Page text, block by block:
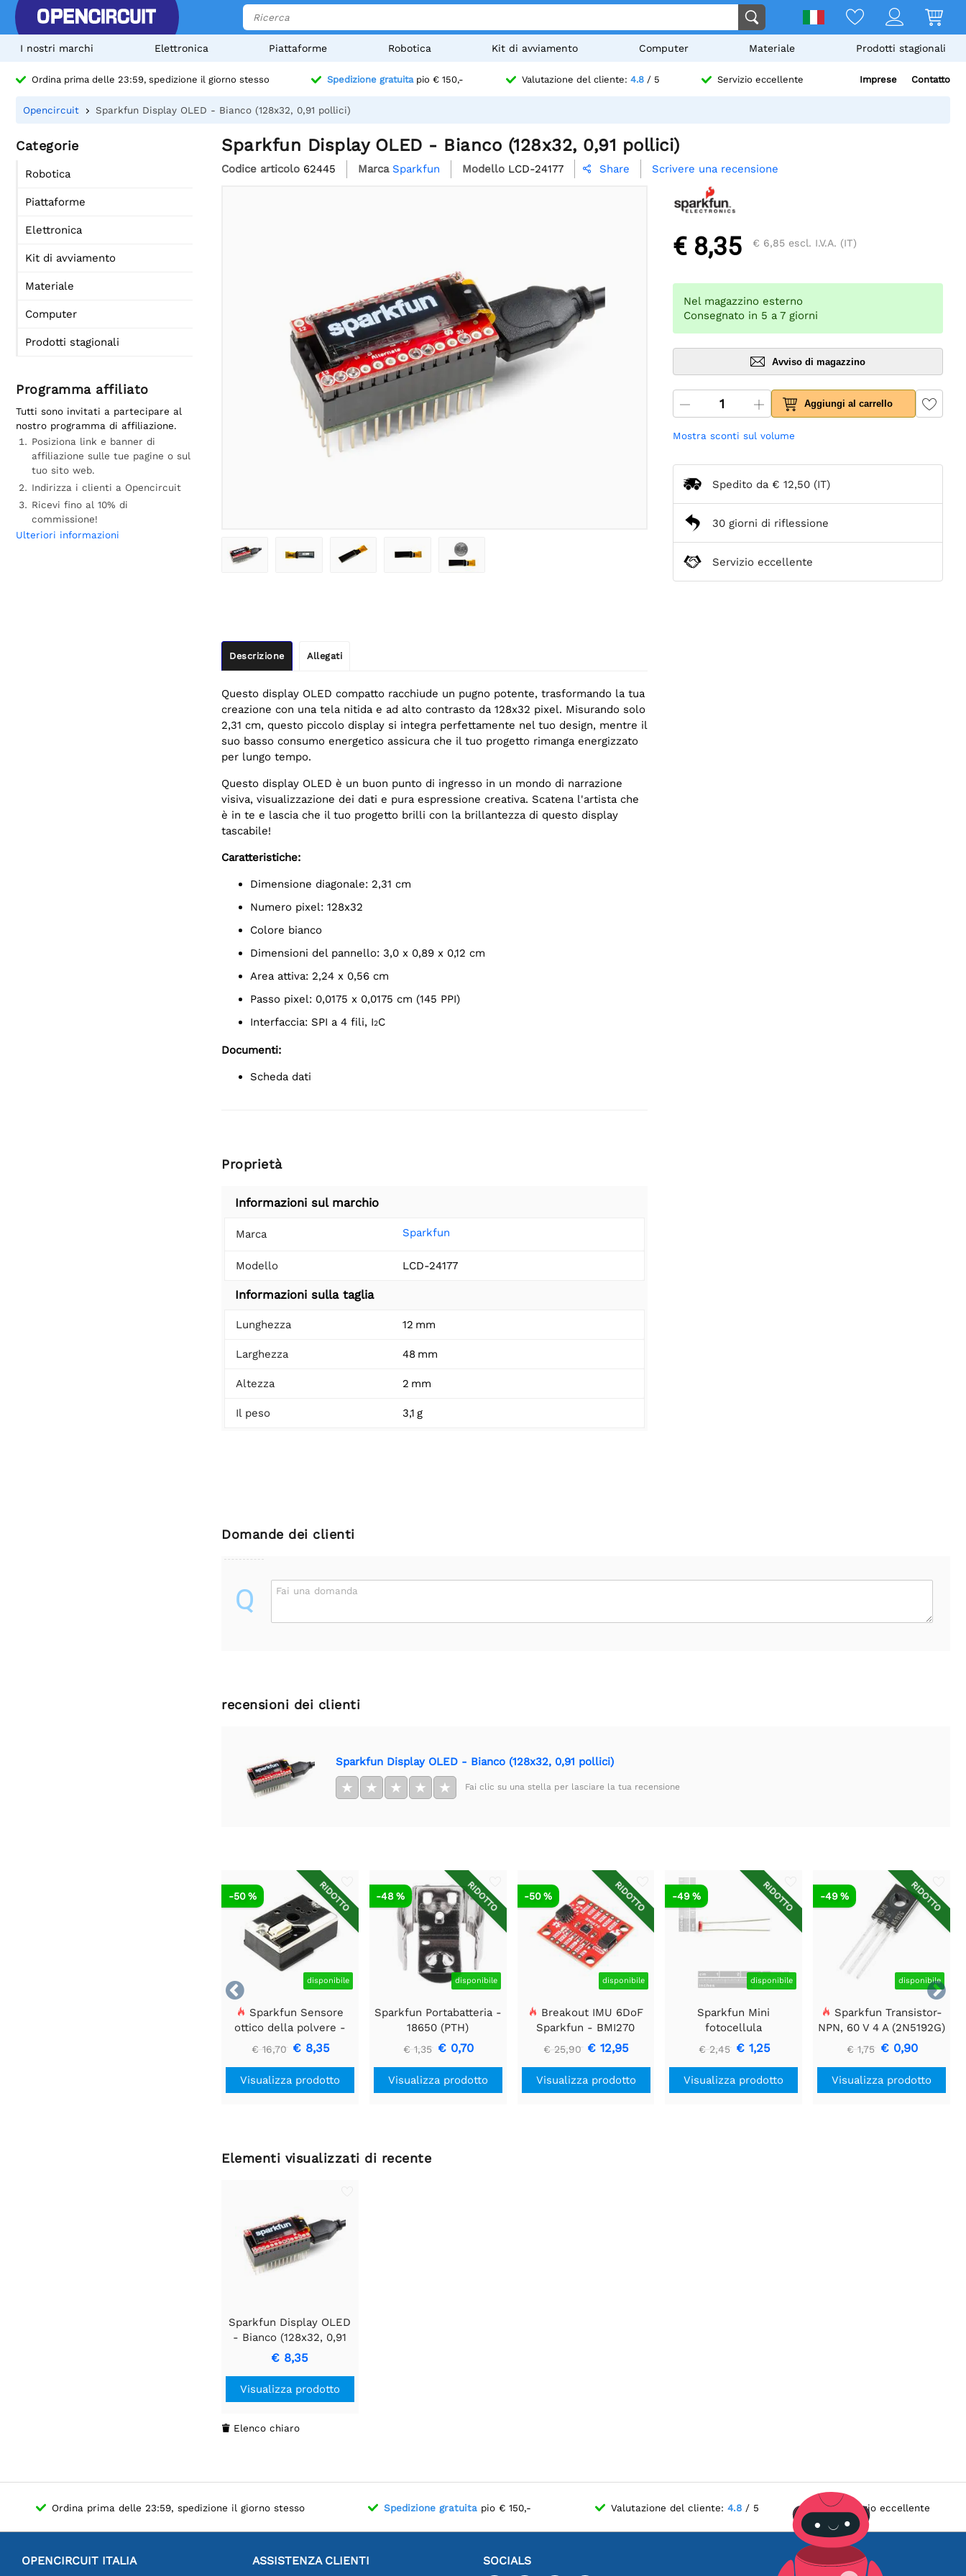
I nostri marchi Elettronica Piattaforme Robotica Kit di avviamento Computer Materiale Prodotti stagionali
Ordina prima delle 23:59, spedizione il giorno stesso Spedizione gratuitapio € 150,- Valutazione del cliente: 4.8/ 5 Servizio eccellente Imprese Contatto
Opencircuit Sparkfun Display OLED - Bianco (128x32, 0,91 pollici)
Categorie
Robotica
Piattaforme
Elettronica
Kit di avviamento
Materiale
Computer
Prodotti stagionali
Programma affiliato
Tutti sono invitati a partecipare al
nostro programma di affiliazione.
Posiziona link e banner di
affiliazione sulle tue pagine o sul
tuo sito web.
Indirizza i clienti a Opencircuit
Ricevi fino al 10% di
commissione!
Ulteriori informazioni
Sparkfun Display OLED - Bianco (128x32, 0,91 pollici)
Codice articolo 62445 Marca Sparkfun Modello LCD-24177  Share Scrivere una recensione
Descrizione Allegati
Questo display OLED compatto racchiude un pugno potente, trasformando la tua
creazione con una tela nitida e ad alto contrasto da 128x32 pixel. Misurando solo
2,31 cm, questo piccolo display si integra perfettamente nel tuo design, mentre il
suo basso consumo energetico assicura che il tuo progetto rimanga energizzato
per lungo tempo.
Questo display OLED è un buon punto di ingresso in un mondo di narrazione
visiva, visualizzazione dei dati e pura espressione creativa. Scatena l'artista che
è in te e lascia che il tuo progetto brilli con la brillantezza di questo display
tascabile!
Caratteristiche:
Dimensione diagonale: 2,31 cm
Numero pixel: 128x32
Colore bianco
Dimensioni del pannello: 3,0 x 0,89 x 0,12 cm
Area attiva: 2,24 x 0,56 cm
Passo pixel: 0,0175 x 0,0175 cm (145 PPI)
Interfaccia: SPI a 4 fili, I2C
Documenti:
Scheda dati
Proprietà
Informazioni sul marchio
Marca Sparkfun
Modello LCD-24177
Informazioni sulla taglia
Lunghezza 12 mm
Larghezza 48 mm
Altezza 2 mm
Il peso 3,1 g
€ 8,35 € 6,85 escl. I.V.A. (IT)
Nel magazzino esterno
Consegnato in 5 a 7 giorni
Avviso di magazzino
Aggiungi al carrello
Mostra sconti sul volume
Spedito da € 12,50 (IT)
30 giorni di riflessione
Servizio eccellente
Domande dei clienti
Q Fai una domanda
recensioni dei clienti
Sparkfun Display OLED - Bianco (128x32, 0,91 pollici)
★ ★ ★ ★ ★ Fai clic su una stella per lasciare la tua recensione


RIDOTTO
disponibile
-50 %
Sparkfun Sensore
ottico della polvere -
GP2Y1010AU0F
€ 16,70 € 8,35
Visualizza prodotto
RIDOTTO
disponibile
-48 %
Sparkfun Portabatteria -
18650 (PTH)
€ 1,35 € 0,70
Visualizza prodotto
RIDOTTO
disponibile
-50 %
Breakout IMU 6DoF
Sparkfun - BMI270
(Qwiic)
€ 25,90 € 12,95
Visualizza prodotto
RIDOTTO
disponibile
-49 %
Sparkfun Mini
fotocellula
€ 2,45 € 1,25
Visualizza prodotto
RIDOTTO
disponibile
-49 %
Sparkfun Transistor-
NPN, 60 V 4 A (2N5192G)
€ 1,75 € 0,90
Visualizza prodotto
Elementi visualizzati di recente
Sparkfun Display OLED
- Bianco (128x32, 0,91
pollici)
€ 8,35
Visualizza prodotto
 Elenco chiaro
Ordina prima delle 23:59, spedizione il giorno stesso Spedizione gratuita pio € 150,- Valutazione del cliente: 4.8/ 5 Servizio eccellente
OPENCIRCUIT ITALIA ASSISTENZA CLIENTI SOCIALS